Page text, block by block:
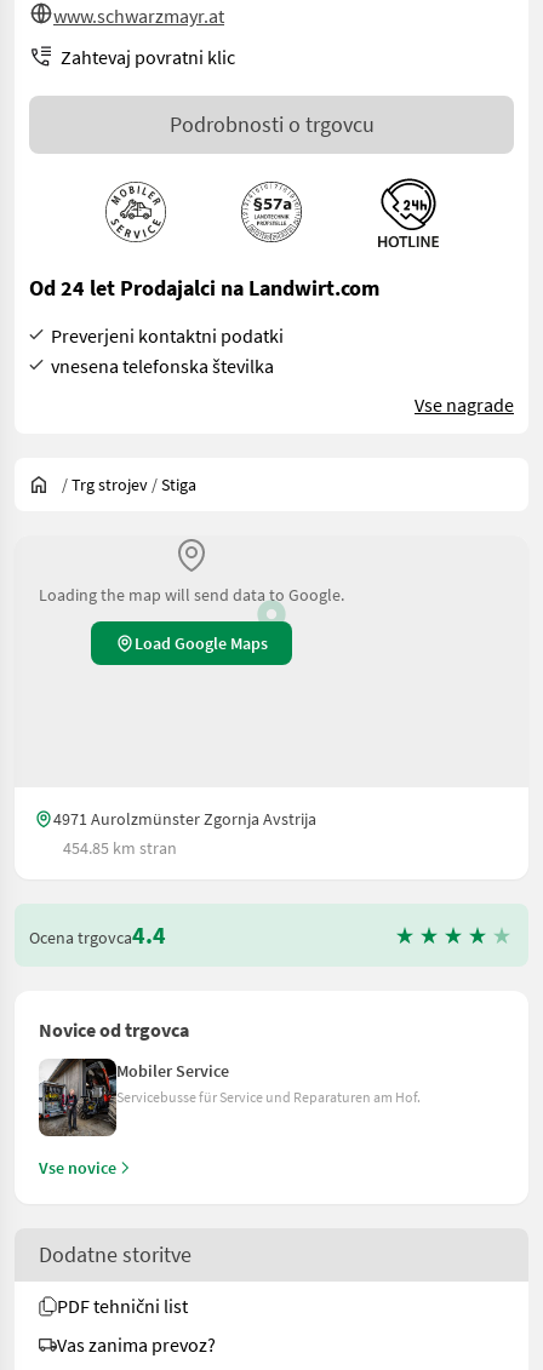
www.schwarzmayr.at
Zahtevaj povratni klic
Podrobnosti o trgovcu
Od 24 let Prodajalci na Landwirt.com
Preverjeni kontaktni podatki
vnesena telefonska številka
Vse nagrade
/Trg strojev /Stiga
Loading the map will send data to Google.
Load Google Maps
4971 Aurolzmünster Zgornja Avstrija
454.85 km stran
Ocena trgovca4.4
Novice od trgovca
Mobiler Service
Servicebusse für Service und Reparaturen am Hof.
Vse novice
Dodatne storitve
PDF tehnični list
Vas zanima prevoz?